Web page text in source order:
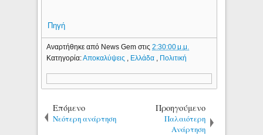
Πηγή
Αναρτήθηκε από News Gemστις2:30:00 μ.μ.
Κατηγορία:Αποκαλύψεις , Ελλάδα , Πολιτική
Επόμενο
Νεότερη ανάρτηση
Προηγούμενο
Παλαιότερη
Ανάρτηση